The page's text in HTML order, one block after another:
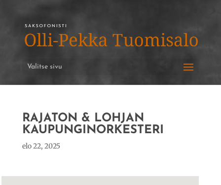
Valitse sivu
RAJATON & LOHJAN
KAUPUNGINORKESTERI
elo 22, 2025